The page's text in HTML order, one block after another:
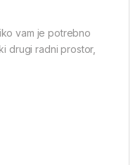
vam je potrebno
drugi radni prostor,